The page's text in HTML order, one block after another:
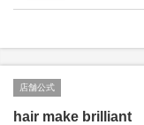
店舗公式
hair make brilliant